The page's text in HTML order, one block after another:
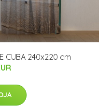
CUBA 240x220 cm